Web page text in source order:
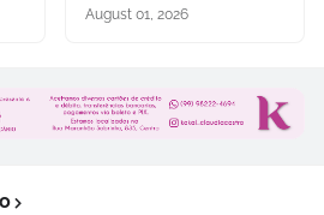
August 01, 2026